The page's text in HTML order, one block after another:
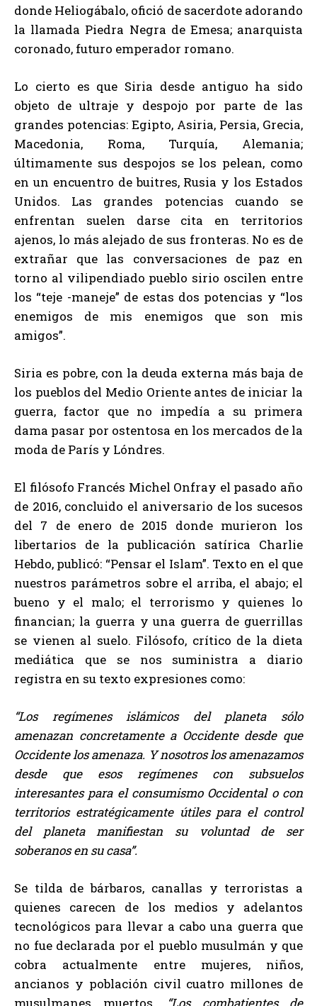
donde Heliogábalo, ofició de sacerdote adorando
la llamada Piedra Negra de Emesa; anarquista
coronado, futuro emperador romano.
Lo cierto es que Siria desde antiguo ha sido
objeto de ultraje y despojo por parte de las
grandes potencias: Egipto, Asiria, Persia, Grecia,
Macedonia, Roma, Turquía, Alemania;
últimamente sus despojos se los pelean, como
en un encuentro de buitres, Rusia y los Estados
Unidos. Las grandes potencias cuando se
enfrentan suelen darse cita en territorios
ajenos, lo más alejado de sus fronteras. No es de
extrañar que las conversaciones de paz en
torno al vilipendiado pueblo sirio oscilen entre
los “teje -maneje” de estas dos potencias y “los
enemigos de mis enemigos que son mis
amigos”.
Siria es pobre, con la deuda externa más baja de
los pueblos del Medio Oriente antes de iniciar la
guerra, factor que no impedía a su primera
dama pasar por ostentosa en los mercados de la
moda de París y Lóndres.
El filósofo Francés Michel Onfray el pasado año
de 2016, concluido el aniversario de los sucesos
del 7 de enero de 2015 donde murieron los
libertarios de la publicación satírica Charlie
Hebdo, publicó: “Pensar el Islam”. Texto en el que
nuestros parámetros sobre el arriba, el abajo; el
bueno y el malo; el terrorismo y quienes lo
financian; la guerra y una guerra de guerrillas
se vienen al suelo. Filósofo, crítico de la dieta
mediática que se nos suministra a diario
registra en su texto expresiones como:
“Los regímenes islámicos del planeta sólo
amenazan concretamente a Occidente desde que
Occidente los amenaza. Y nosotros los amenazamos
desde que esos regímenes con subsuelos
interesantes para el consumismo Occidental o con
territorios estratégicamente útiles para el control
del planeta manifiestan su voluntad de ser
soberanos en su casa”.
Se tilda de bárbaros, canallas y terroristas a
quienes carecen de los medios y adelantos
tecnológicos para llevar a cabo una guerra que
no fue declarada por el pueblo musulmán y que
cobra actualmente entre mujeres, niños,
ancianos y población civil cuatro millones de